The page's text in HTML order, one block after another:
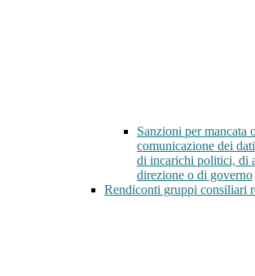
Sanzioni per mancata
comunicazione dei
di incarichi politici, di
direzione o di governo
Rendiconti gruppi consiliari